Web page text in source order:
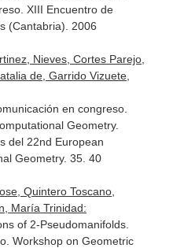
XIII Encuentro de
(Cantabria). 2006
Nieves, Cortes Parejo,
de, Garrido Vizuete,
en congreso.
Geometry.
del 22nd European
Geometry. 35. 40
Quintero Toscano,
María Trinidad:
of 2-Pseudomanifolds.
Workshop on Geometric